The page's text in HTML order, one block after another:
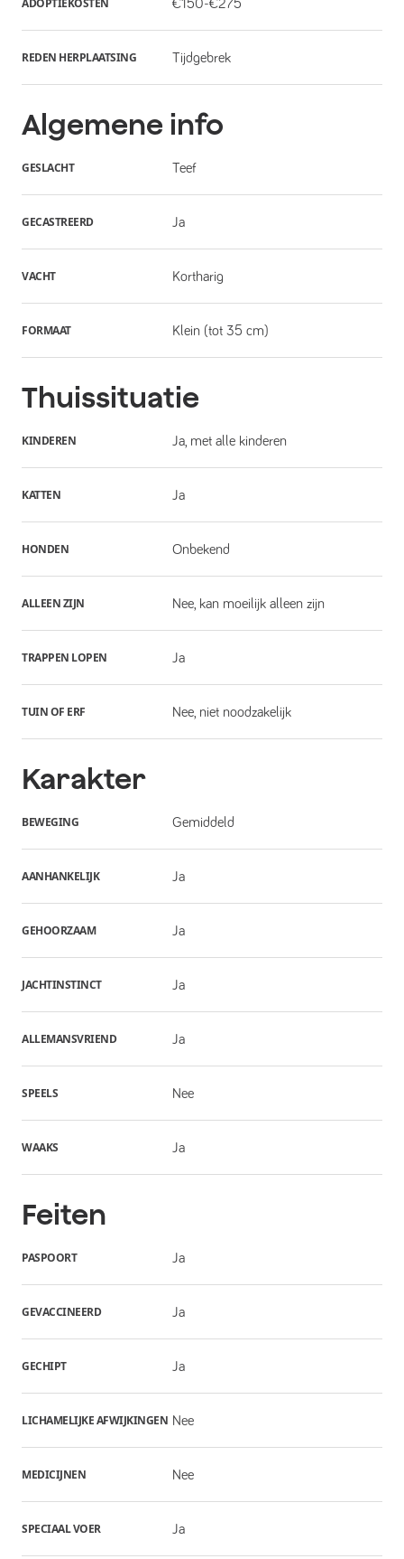
€150-€275
REDEN HERPLAATSING Tijdgebrek
Algemene info
GESLACHT Teef
GECASTREERD Ja
VACHT Kortharig
FORMAAT Klein (tot 35 cm)
Thuissituatie
KINDEREN Ja, met alle kinderen
KATTEN Ja
HONDEN Onbekend
ALLEEN ZIJN Nee, kan moeilijk alleen zijn
TRAPPEN LOPEN Ja
TUIN OF ERF Nee, niet noodzakelijk
Karakter
BEWEGING Gemiddeld
AANHANKELIJK Ja
GEHOORZAAM Ja
JACHTINSTINCT Ja
ALLEMANSVRIEND Ja
SPEELS Nee
WAAKS Ja
Feiten
PASPOORT Ja
GEVACCINEERD Ja
GECHIPT Ja
LICHAMELIJKE AFWIJKINGEN Nee
MEDICIJNEN Nee
SPECIAAL VOER Ja